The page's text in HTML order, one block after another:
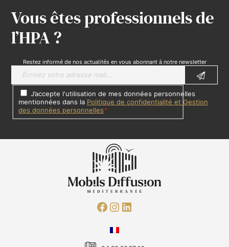
Vous êtes professionnels de
l’HPA ?
Restez informé de nos actualités en vous abonnant à notre newsletter
J’accepte l'utilisation de mes données personnelles
mentionnées dans la Politique de confidentialité et Gestion
des données personnelles*